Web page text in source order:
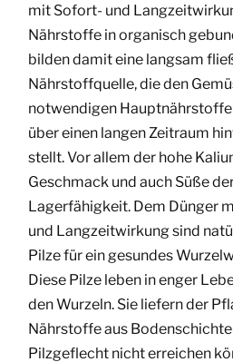
mit Sofort- und
Nährstoffe in organisch
bilden damit eine langsam
Nährstoffquelle, die den
notwendigen
über einen langen Zeitraum
stellt. Vor allem der hohe
Geschmack und auch Süße
Lagerfähigkeit. Dem Dünger
und Langzeitwirkung sind
Pilze für ein gesundes
Diese Pilze leben in enger
den Wurzeln. Sie liefern der
Nährstoffe aus
Pilzgeflecht nicht erreichen